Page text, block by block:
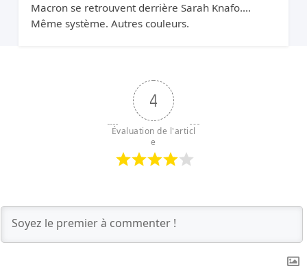
Macron se retrouvent derrière Sarah Knafo.
Même système. Autres couleurs.
4
Évaluation de l'articl
e